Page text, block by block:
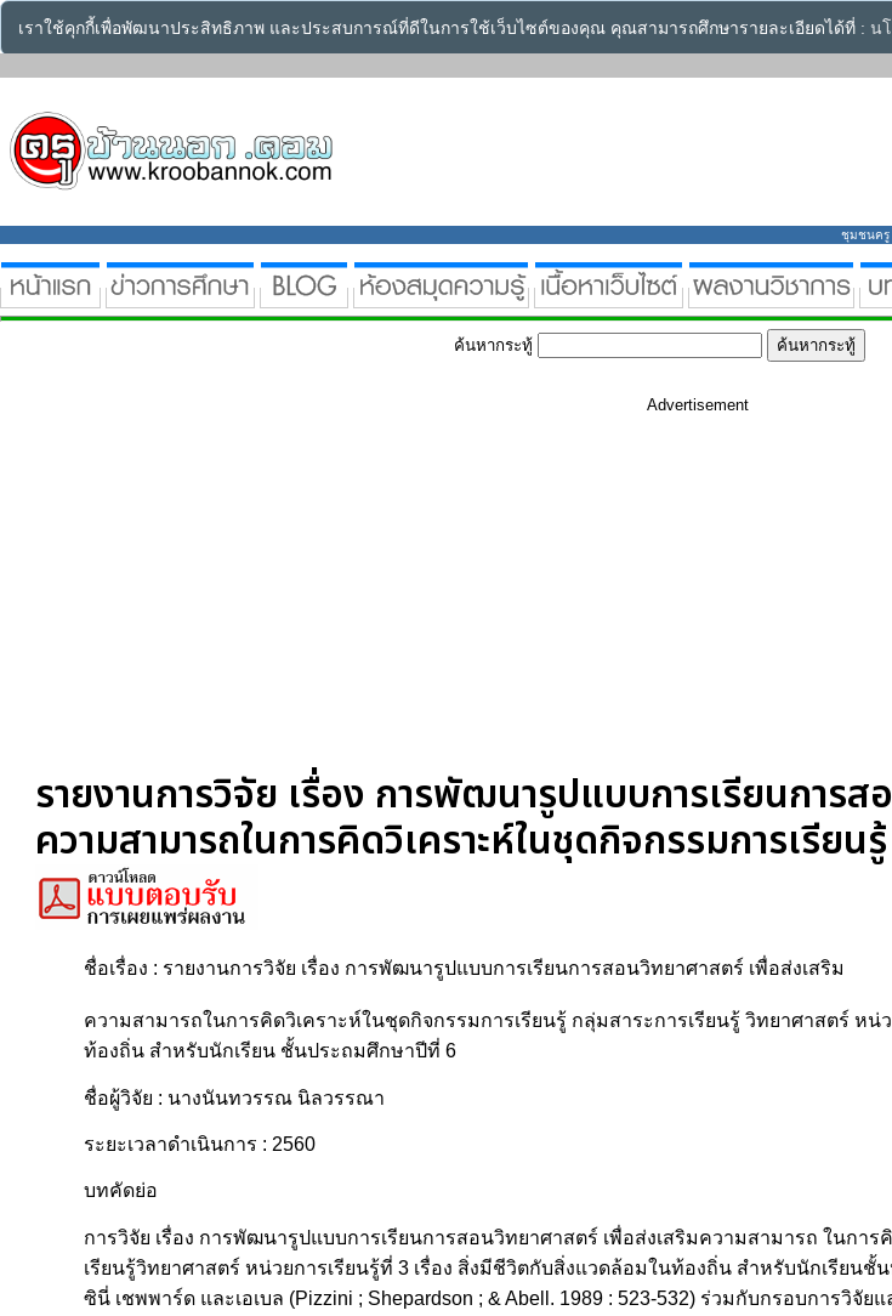
เราใช้คุกกี้เพื่อพัฒนาประสิทธิภาพ และประสบการณ์ที่ดีในการใช้เว็บไซต์ของคุณ คุณสามารถศึกษารายละเอียดได้ที่ : น
ชุมชนครู
ค้นหากระทู้
Advertisement
รายงานการวิจัย เรื่อง การพัฒนารูปแบบการเรียนการ
ความสามารถในการคิดวิเคราะห์ในชุดกิจกรรมการเรียน
ชื่อเรื่อง : รายงานการวิจัย เรื่อง การพัฒนารูปแบบการเรียนการสอนวิทยาศาสตร์ เพื่อส่งเสริม
ความสามารถในการคิดวิเคราะห์ในชุดกิจกรรมการเรียนรู้ กลุ่มสาระการเรียนรู้ วิทยาศาสตร์ หน่
ท้องถิ่น สำหรับนักเรียน ชั้นประถมศึกษาปีที่ 6
ชื่อผู้วิจัย : นางนันทวรรณ นิลวรรณา
ระยะเวลาดำเนินการ : 2560
บทคัดย่อ
การวิจัย เรื่อง การพัฒนารูปแบบการเรียนการสอนวิทยาศาสตร์ เพื่อส่งเสริมความสามารถ ในกา
เรียนรู้วิทยาศาสตร์ หน่วยการเรียนรู้ที่ 3 เรื่อง สิ่งมีชีวิตกับสิ่งแวดล้อมในท้องถิ่น สำหรับนักเรียน
ซินี่ เชพพาร์ด และเอเบล (Pizzini ; Shepardson ; & Abell. 1989 : 523-532) ร่วมกับกรอบการวิจั